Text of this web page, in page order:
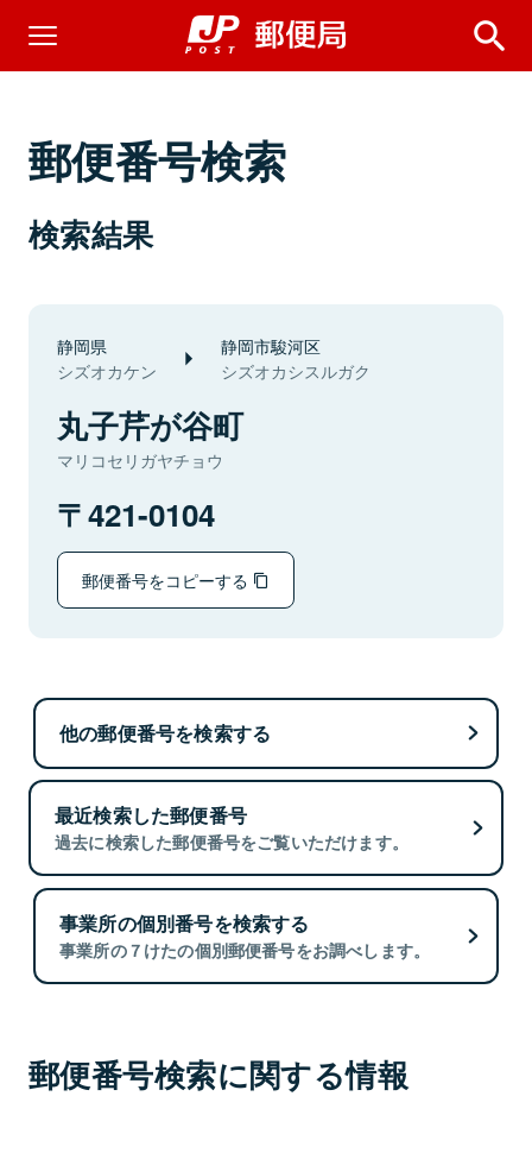
郵便番号検索
検索結果
静岡県
シズオカケン
静岡市駿河区
シズオカシスルガク
丸子芹が谷町
マリコセリガヤチョウ
421-0104
郵便番号をコピーする
他の郵便番号を検索する
最近検索した郵便番号
過去に検索した郵便番号をご覧いただけます。
事業所の個別番号を検索する
事業所の７けたの個別郵便番号をお調べします。
郵便番号検索に関する情報